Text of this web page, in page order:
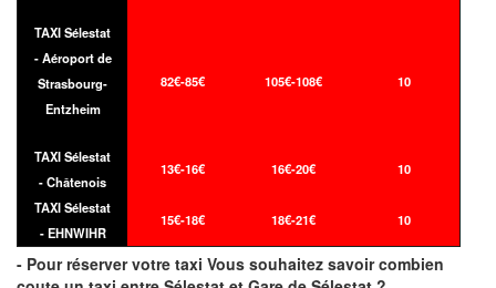
TAXI Sélestat
- Aéroport de
Strasbourg-
Entzheim
82€-85€ 105€-108€ 10
TAXI Sélestat
- Châtenois
13€-16€ 16€-20€ 10
TAXI Sélestat
- EHNWIHR
15€-18€ 18€-21€ 10
- Pour réserver votre taxi Vous souhaitez savoircombien